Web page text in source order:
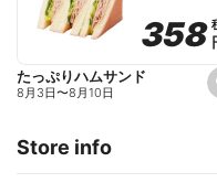
358
358
たっぷりハムサンド
8月3日〜8月10日
Store info